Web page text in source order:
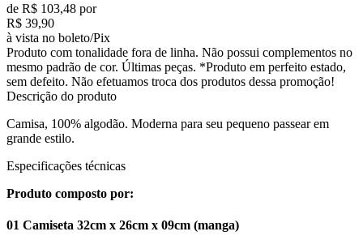
de R$ 103,48 por
R$ 39,90
à vista no boleto/Pix
Produto com tonalidade fora de linha. Não possui complementos no
mesmo padrão de cor. Últimas peças. *Produto em perfeito estado,
sem defeito. Não efetuamos troca dos produtos dessa promoção!
Descrição do produto
Camisa, 100% algodão. Moderna para seu pequeno passear em
grande estilo.
Especificações técnicas
Produto composto por:
01 Camiseta 32cm x 26cm x 09cm (manga)